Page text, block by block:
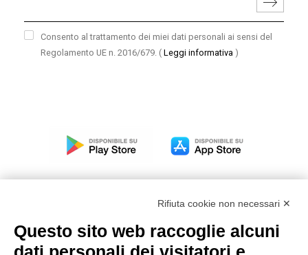
Consento al trattamento dei miei dati personali ai sensi del
Regolamento UE n. 2016/679. ( Leggi informativa )
Modello organizzativo, gestione e controllo – D. lgs.
Rifiuta cookie non necessari ✕
Questo sito web raccoglie alcuni